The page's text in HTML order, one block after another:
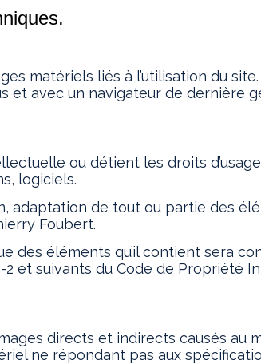
matériels liés à l’utilisation du site.
et avec un navigateur de dernière
ou détient les droits
logiciels.
de tout ou partie des
Foubert.
des éléments qu’il contient sera
et suivants du Code de Propriété
directs et indirects causés au
ne répondant pas aux